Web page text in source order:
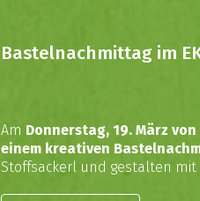
Bastelnachmittag im
Am Donnerstag, 19. März
einem kreativen
Stoffsackerl und gestalten mit